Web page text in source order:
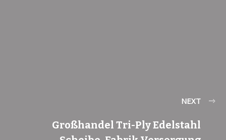
NEXT
Großhandel Tri-Ply Edelstahl